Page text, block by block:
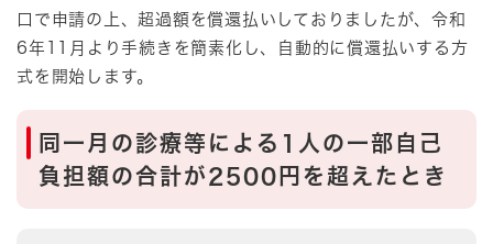
口で申請の上、超過額を償還払いしておりましたが、令和
6年11月より手続きを簡素化し、自動的に償還払いする方
式を開始します。
同一月の診療等による1人の一部自己
負担額の合計が2500円を超えたとき